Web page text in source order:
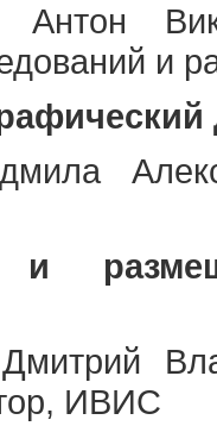
Антон
и
и
ИВИС